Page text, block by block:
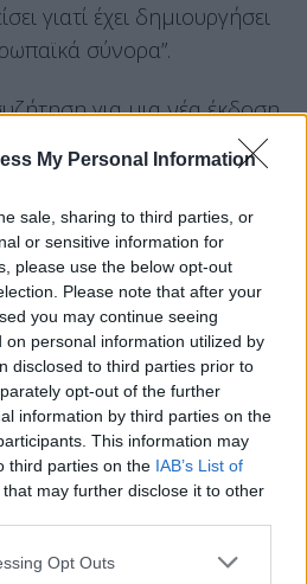
My Personal Information
sale, sharing to third parties, or
or sensitive information for
please use the below opt-out
Please note that after your
you may continue seeing
on personal information utilized by
disclosed to third parties prior to
opt-out of the further
information by third parties on the
This information may
third parties on the IAB’s List of
that may further disclose it to other
Opt Outs
γιατί έχει δημιουργήσει
σύνορα”.
για μια νέα έκδοση
Να φύγουν από τα
ελπίδες των οποίων
Να πάρει πίσω όσους
πολιτική. Σε μια νέα
η εμπειρία αυτών των
να αλλάξουν. Η Frontex
μόνο με την Ελλάδα, αλλά
τουρκικής
στο έδαφος και το
ακτών, αυτό θα ήταν
θα το δεχθεί η τουρκική